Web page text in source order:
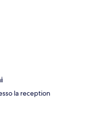
la reception